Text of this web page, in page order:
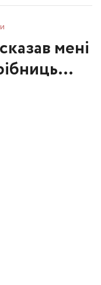
мені